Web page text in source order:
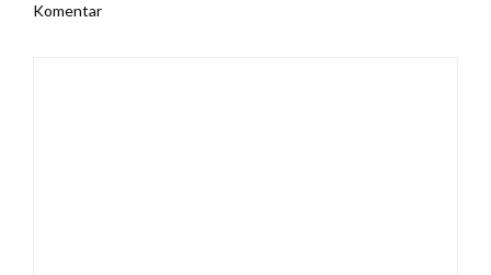
Komentar